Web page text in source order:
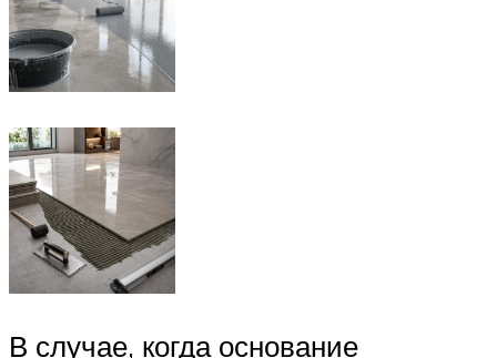
В случае, когда основание